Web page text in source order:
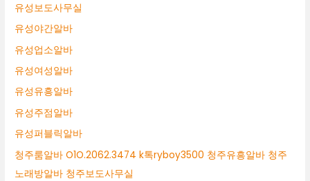
유성보도사무실
유성야간알바
유성업소알바
유성여성알바
유성유흥알바
유성주점알바
유성퍼블릭알바
청주룸알바 O1O.2062.3474 k톡ryboy3500 청주유흥알바 청주
노래방알바 청주보도사무실